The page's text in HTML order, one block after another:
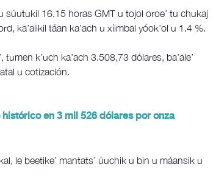
súutukil 16.15 horas GMT u tojol oroe’ tu chukaj
ka’alikil táan ka’ach u xíimbal yóok’ol u 1.4 %.
k’uch ka’ach 3.508,73 dólares, ba’ale’
u cotización.
en 3 mil 526 dólares por onza
le beetike’ mantats’ úuchik u bin u máansik u